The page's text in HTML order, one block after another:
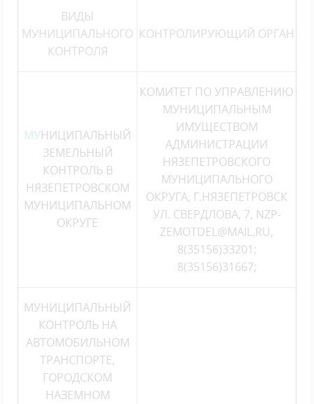
ВИДЫ
МУНИЦИПАЛЬНОГО
КОНТРОЛЯ
КОНТРОЛИРУЮЩИЙ ОРГАН
МУНИЦИПАЛЬНЫЙ
ЗЕМЕЛЬНЫЙ
КОНТРОЛЬ В
НЯЗЕПЕТРОВСКОМ
МУНИЦИПАЛЬНОМ
ОКРУГЕ
КОМИТЕТ ПО УПРАВЛЕНИЮ
МУНИЦИПАЛЬНЫМ
ИМУЩЕСТВОМ
АДМИНИСТРАЦИИ
НЯЗЕПЕТРОВСКОГО
МУНИЦИПАЛЬНОГО
ОКРУГА, Г.НЯЗЕПЕТРОВСК
УЛ. СВЕРДЛОВА, 7, NZP-
ZEMOTDEL@MAIL.RU,
8(35156)33201;
8(35156)31667;
МУНИЦИПАЛЬНЫЙ
КОНТРОЛЬ НА
АВТОМОБИЛЬНОМ
ТРАНСПОРТЕ,
ГОРОДСКОМ
НАЗЕМНОМ